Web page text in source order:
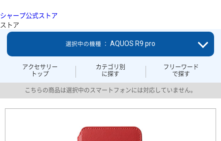
シャープ公式ストア
ストア
アクセサリー
トップ
カテゴリ別
に探す
フリーワード
で探す
選択中の機種 ： AQUOS R9 pro
こちらの商品は選択中のスマートフォンには対応していません。